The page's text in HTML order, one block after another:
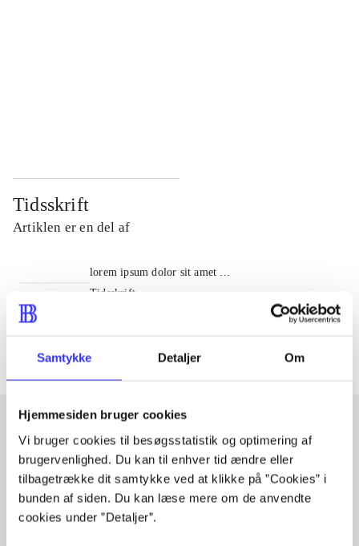
Samtykke Detaljer Om
Hjemmesiden bruger cookies
Vi bruger cookies til besøgsstatistik og optimering af
brugervenlighed. Du kan til enhver tid ændre eller
tilbagetrække dit samtykke ved at klikke på ”Cookies” i
bunden af siden. Du kan læse mere om de anvendte
cookies under ”Detaljer”.
Tidsskrift
Artiklen er en del af
lorem ipsum dolor sit amet ...
Tidsskrift
Artiklerne i
Artikler med samme emner
Fra